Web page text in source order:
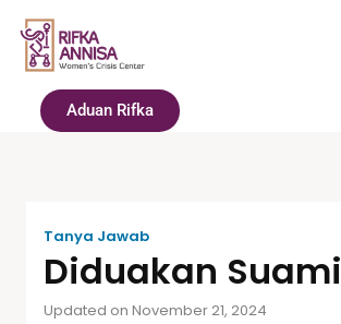
Aduan Rifka
Tanya Jawab
Diduakan Suami
Updated on November 21, 2024